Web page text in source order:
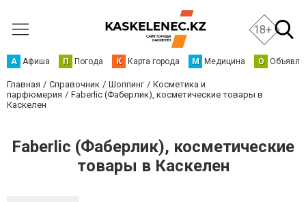
18+
А Афиша П Погода К Карта города М Медицина О
Главная Справочник Шоппинг
Косметика и
парфюмерия
Faberlic (Фаберлик), косметические товары в
Каскелен
Faberlic (Фаберлик), косметические
товары в Каскелен